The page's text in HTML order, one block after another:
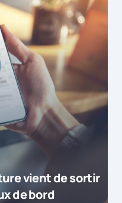
vient de sortir
de bord